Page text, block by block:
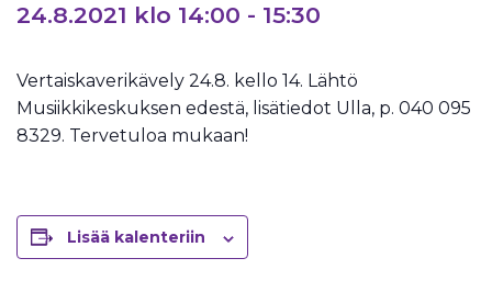
24.8.2021 klo 14:00 - 15:30
Vertaiskaverikävely 24.8. kello 14. Lähtö
Musiikkikeskuksen edestä, lisätiedot Ulla, p. 040 095
8329. Tervetuloa mukaan!
Lisää kalenteriin